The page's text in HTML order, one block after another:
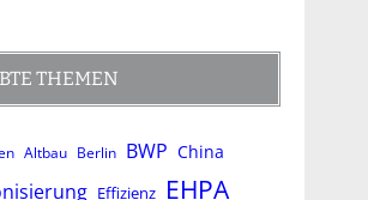
THEMEN
Altbau Berlin BWP China
Effizienz EHPA